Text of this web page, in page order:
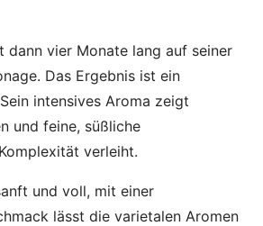
dann vier Monate lang auf seiner
Das Ergebnis ist ein
intensives Aroma zeigt
und feine, süßliche
verleiht.
und voll, mit einer
lässt die varietalen Aromen